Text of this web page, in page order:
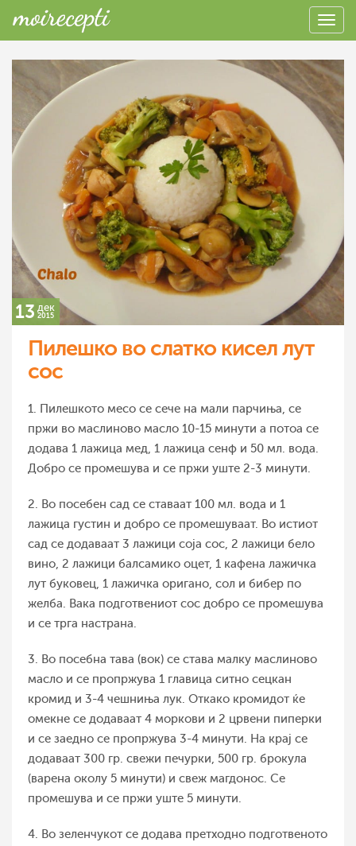
13 дек
2015
Пилешко во слатко кисел лут
сос
1. Пилешкото месо се сече на мали парчиња, се
пржи во маслиново масло 10-15 минути а потоа се
додава 1 лажица мед, 1 лажица сенф и 50 мл. вода.
Добро се промешува и се пржи уште 2-3 минути.
2. Во посебен сад се ставаат 100 мл. вода и 1
лажица густин и добро се промешуваат. Во истиот
сад се додаваат 3 лажици соја сос, 2 лажици бело
вино, 2 лажици балсамико оцет, 1 кафена лажичка
лут буковец, 1 лажичка оригано, сол и бибер по
желба. Вака подготвениот сос добро се промешува
и се трга настрана.
3. Во посебна тава (вок) се става малку маслиново
масло и се пропржува 1 главица ситно сецкан
кромид и 3-4 чешниња лук. Откако кромидот ќе
омекне се додаваат 4 моркови и 2 црвени пиперки
и се заедно се пропржува 3-4 минути. На крај се
додаваат 300 гр. свежи печурки, 500 гр. брокула
(варена околу 5 минути) и свеж магдонос. Се
промешува и се пржи уште 5 минути.
4. Во зеленчукот се додава претходно подготвеното